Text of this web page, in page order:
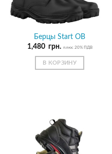
Берцы Start OB
1,480 грн. плюс 20% ПДВ
В КОРЗИНУ